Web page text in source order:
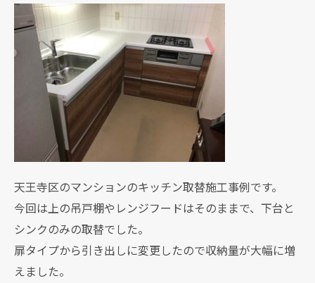
天王寺区のマンションのキッチン取替施工事例です。
今回は上の吊戸棚やレンジフードはそのままで、下台と
シンクのみの取替でした。
扉タイプから引き出しに変更したので収納量が大幅に増
えました。